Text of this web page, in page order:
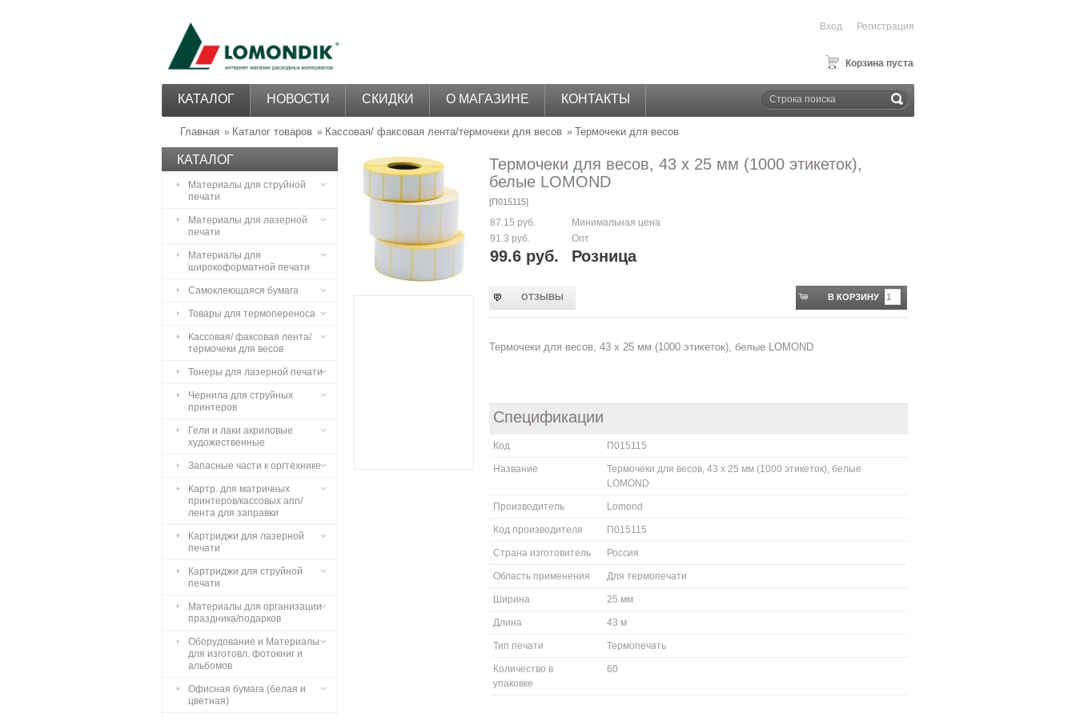
КАТАЛОГ НОВОСТИ СКИДКИ О МАГАЗИНЕ КОНТАКТЫ
Корзина пуста
Регистрация
Вход
Главная » Каталог товаров » Кассовая/ факсовая лента/термочеки для весов » Термочеки для весов
Термочеки для весов, 43 х 25 мм (1000 этикеток),
белые LOMOND
[П015115]
87.15 руб.
Минимальная цена
91.3 руб.
Опт
99.6 руб. Розница
ОТЗЫВЫ В КОРЗИНУ
Термочеки для весов, 43 х 25 мм (1000 этикеток), белые LOMOND
Спецификации
Код П015115
Название
Термочеки для весов, 43 х 25 мм (1000 этикеток), белые
LOMOND
Производитель Lomond
Код производителя П015115
Страна изготовитель Россия
Область применения Для термопечати
Ширина 25 мм
Длина 43 м
Тип печати Термопечать
Количество в
упаковке
60
КАТАЛОГ
Материалы для струйной
печати
Материалы для лазерной
печати
Материалы для
широкоформатной печати
Самоклеющаяся бумага
Товары для термопереноса
Кассовая/ факсовая лента/
термочеки для весов
Тонеры для лазерной печати
Чернила для струйных
принтеров
Гели и лаки акриловые
художественные
Запасные части к оргтехнике
Картр. для матричных
принтеров/кассовых апп/
лента для заправки
Картриджи для лазерной
печати
Картриджи для струйной
печати
Материалы для организации
праздника/подарков
Оборудование и Материалы
для изготовл. фотокниг и
альбомов
Офисная бумага (белая и
цветная)